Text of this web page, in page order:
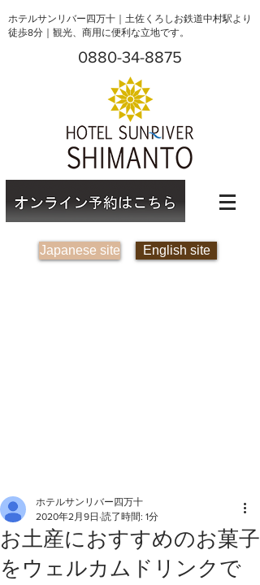
ホテルサンリバー四万十｜土佐くろしお鉄道中村駅より
徒歩8分｜観光、商用に便利な立地です。
0880-34-8875
Japanese site English site
お土産におすすめのお菓子
をウェルカムドリンクで
ホテルサンリバー四万十
2020年2月9日 読了時間: 1分